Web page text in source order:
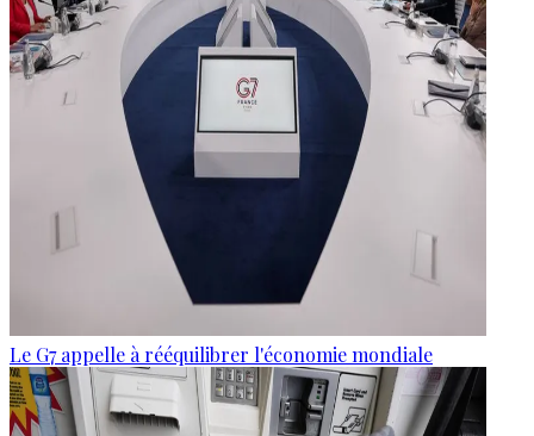
Le G7 appelle à rééquilibrer l'économie mondiale